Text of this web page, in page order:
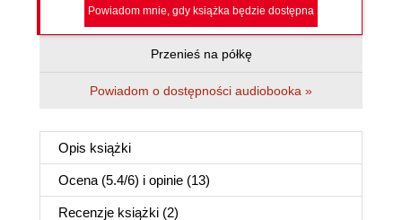
Powiadom mnie, gdy książka będzie dostępna
Przenieś na półkę
Powiadom o dostępności audiobooka »
Opis książki
Ocena (5.4/6) i opinie (13)
Recenzje książki (2)